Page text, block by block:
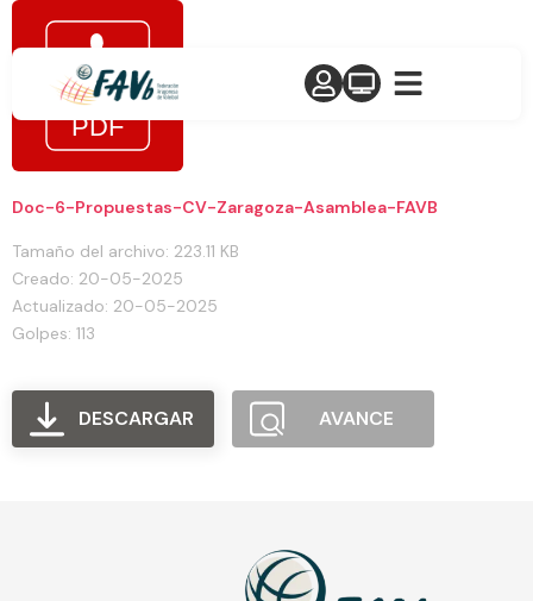
Doc-6-Propuestas-CV-Zaragoza-Asamblea-FAVB
Tamaño del archivo: 223.11 KB
Creado: 20-05-2025
Actualizado: 20-05-2025
Golpes: 113
DESCARGAR AVANCE